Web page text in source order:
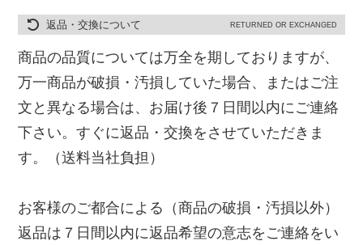
返品・交換について RETURNED OR EXCHANGED
商品の品質については万全を期しておりますが、
万一商品が破損・汚損していた場合、またはご注
文と異なる場合は、お届け後７日間以内にご連絡
下さい。すぐに返品・交換をさせていただきま
す。（送料当社負担）
お客様のご都合による（商品の破損・汚損以外）
返品は７日間以内に返品希望の意志をご連絡をい